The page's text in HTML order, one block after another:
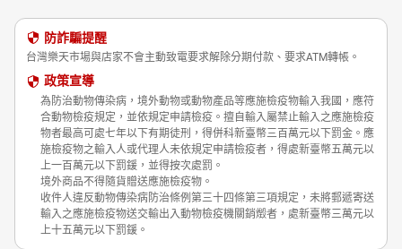
防詐騙提醒
台灣樂天市場與店家不會主動致電要求解除分期付款、要求ATM轉帳。
政策宣導
為防治動物傳染病，境外動物或動物產品等應施檢疫物輸入我國，應符
合動物檢疫規定，並依規定申請檢疫。擅自輸入屬禁止輸入之應施檢疫
物者最高可處七年以下有期徒刑，得併科新臺幣三百萬元以下罰金。應
施檢疫物之輸入人或代理人未依規定申請檢疫者，得處新臺幣五萬元以
上一百萬元以下罰鍰，並得按次處罰。
境外商品不得隨貨贈送應施檢疫物。
收件人違反動物傳染病防治條例第三十四條第三項規定，未將郵遞寄送
輸入之應施檢疫物送交輸出入動物檢疫機關銷燬者，處新臺幣三萬元以
上十五萬元以下罰鍰。